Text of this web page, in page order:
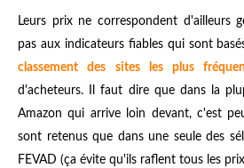
Leurs prix ne correspondent d'ailleurs
pas aux indicateurs fiables qui sont
classement des sites les plus
d'acheteurs. Il faut dire que dans la
Amazon qui arrive loin devant, c'est
sont retenus que dans une seule des
FEVAD (ça évite qu'ils raflent tous les